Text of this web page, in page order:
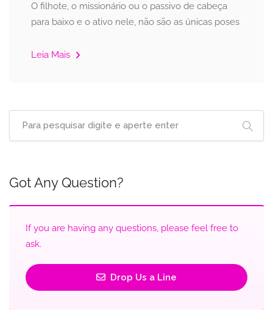
O filhote, o missionário ou o passivo de cabeça
para baixo e o ativo nele, não são as únicas poses
Leia Mais
Got Any Question?
If you are having any questions, please feel free to
ask.
Drop Us a Line